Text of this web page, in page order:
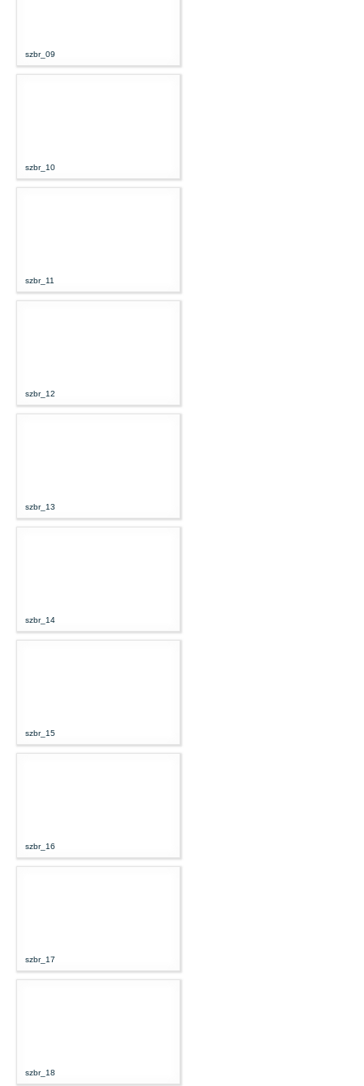
szbr_09
szbr_10
szbr_11
szbr_12
szbr_13
szbr_14
szbr_15
szbr_16
szbr_17
szbr_18